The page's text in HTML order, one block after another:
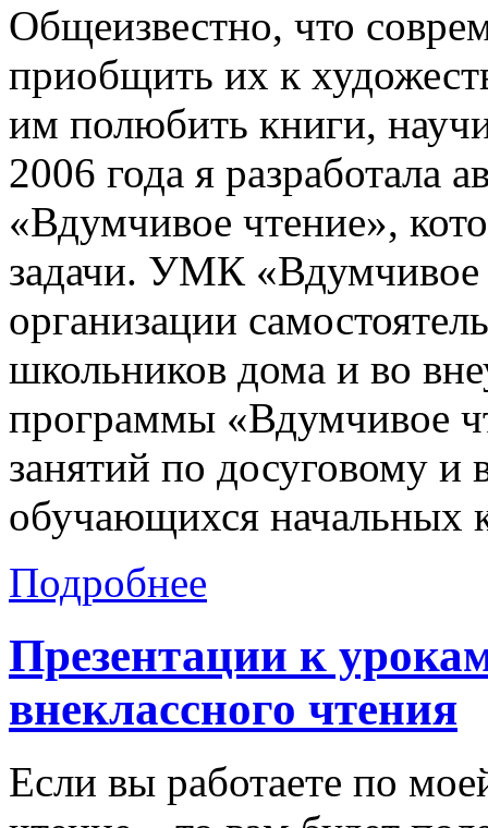
Общеизвестно, что
приобщить их к
им полюбить книги,
2006 года я разработала
«Вдумчивое чтение»,
задачи. УМК «Вдумчивое
организации
школьников дома и во
программы «Вдумчивое
занятий по досуговому и
обучающихся начальных
Подробнее
Презентации к
внеклассного чтения
Если вы работаете по